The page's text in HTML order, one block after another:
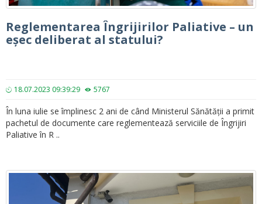
Reglementarea Îngrijirilor Paliative – un
eșec deliberat al statului?
18.07.2023 09:39:29 5767
În luna iulie se împlinesc 2 ani de când Ministerul Sănătății a primit
pachetul de documente care reglementează serviciile de Îngrijiri
Paliative în R ..